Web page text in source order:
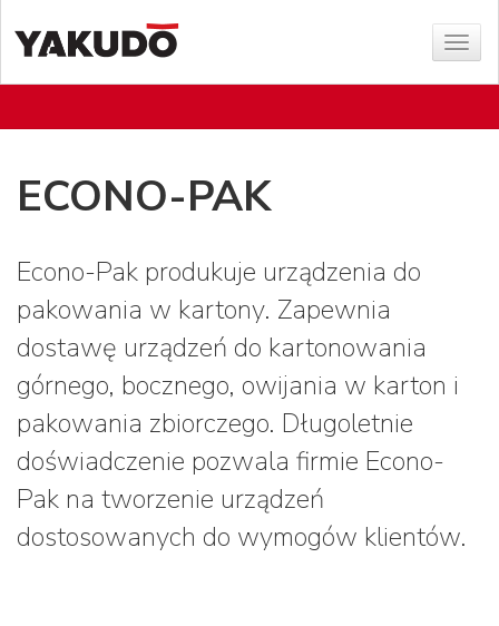
menu
ECONO-PAK
Econo-Pak produkuje urządzenia do
pakowania w kartony. Zapewnia
dostawę urządzeń do kartonowania
górnego, bocznego, owijania w karton i
pakowania zbiorczego. Długoletnie
doświadczenie pozwala firmie Econo-
Pak na tworzenie urządzeń
dostosowanych do wymogów klientów.